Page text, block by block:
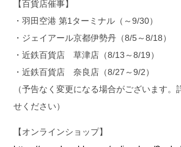
【百貨店催事】
・羽田空港 第1ターミナル（～9/30）
・ジェイアール京都伊勢丹（8/5～8/18）
・近鉄百貨店 草津店（8/13～8/19）
・近鉄百貨店 奈良店（8/27～9/2）
（予告なく変更になる場合がございます。
せください）
【オンラインショップ】